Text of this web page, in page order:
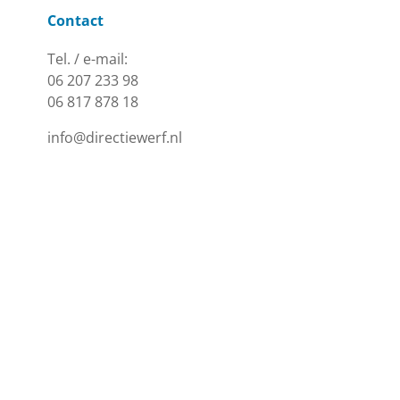
Contact
Tel. / e-mail:
06 207 233 98
06 817 878 18
info@directiewerf.nl